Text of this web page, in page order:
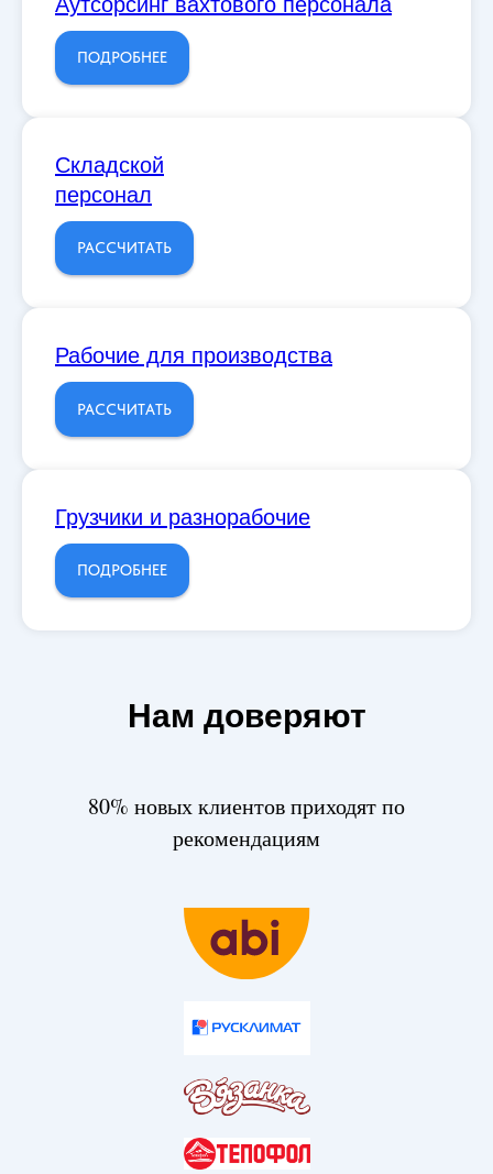
ПОДРОБНЕЕ
Складской
персонал
РАССЧИТАТЬ
Рабочие для производства
РАССЧИТАТЬ
Грузчики и разнорабочие
ПОДРОБНЕЕ
Нам доверяют
80% новых клиентов приходят по
рекомендациям